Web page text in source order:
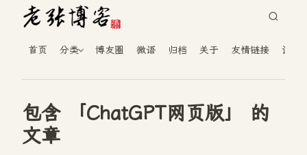
首页 分类 博友圈 微语 归档 关于 友情链接 读者
包含 「ChatGPT网页版」 的
文章